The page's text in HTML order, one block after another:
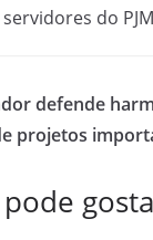
do
defende
projetos
pode